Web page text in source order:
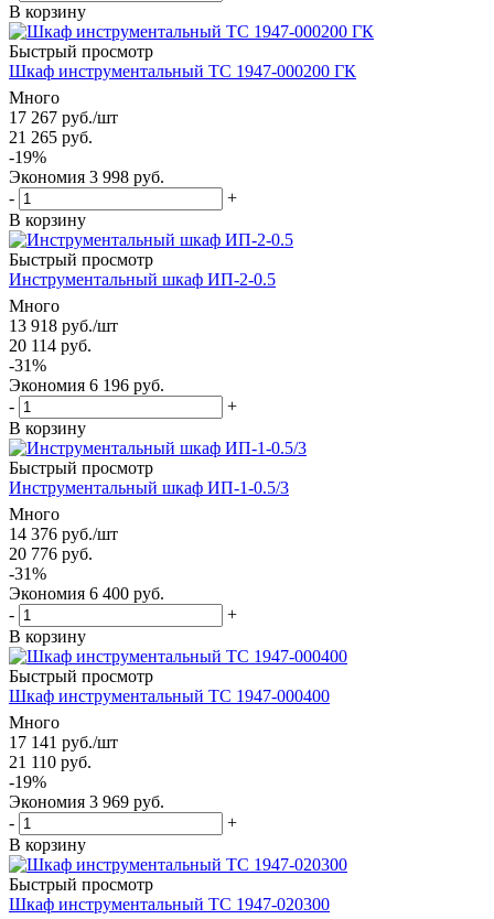
В корзину
Быстрый просмотр
Шкаф инструментальный ТС 1947-000200 ГК
Много
17 267 руб./шт
21 265 руб.
-19%
Экономия 3 998 руб.
-
+
В корзину
Быстрый просмотр
Инструментальный шкаф ИП-2-0.5
Много
13 918 руб./шт
20 114 руб.
-31%
Экономия 6 196 руб.
-
+
В корзину
Быстрый просмотр
Инструментальный шкаф ИП-1-0.5/3
Много
14 376 руб./шт
20 776 руб.
-31%
Экономия 6 400 руб.
-
+
В корзину
Быстрый просмотр
Шкаф инструментальный ТС 1947-000400
Много
17 141 руб./шт
21 110 руб.
-19%
Экономия 3 969 руб.
-
+
В корзину
Быстрый просмотр
Шкаф инструментальный ТС 1947-020300